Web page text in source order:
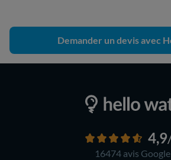
Demander un devis avec
4,9
16474 avis Google